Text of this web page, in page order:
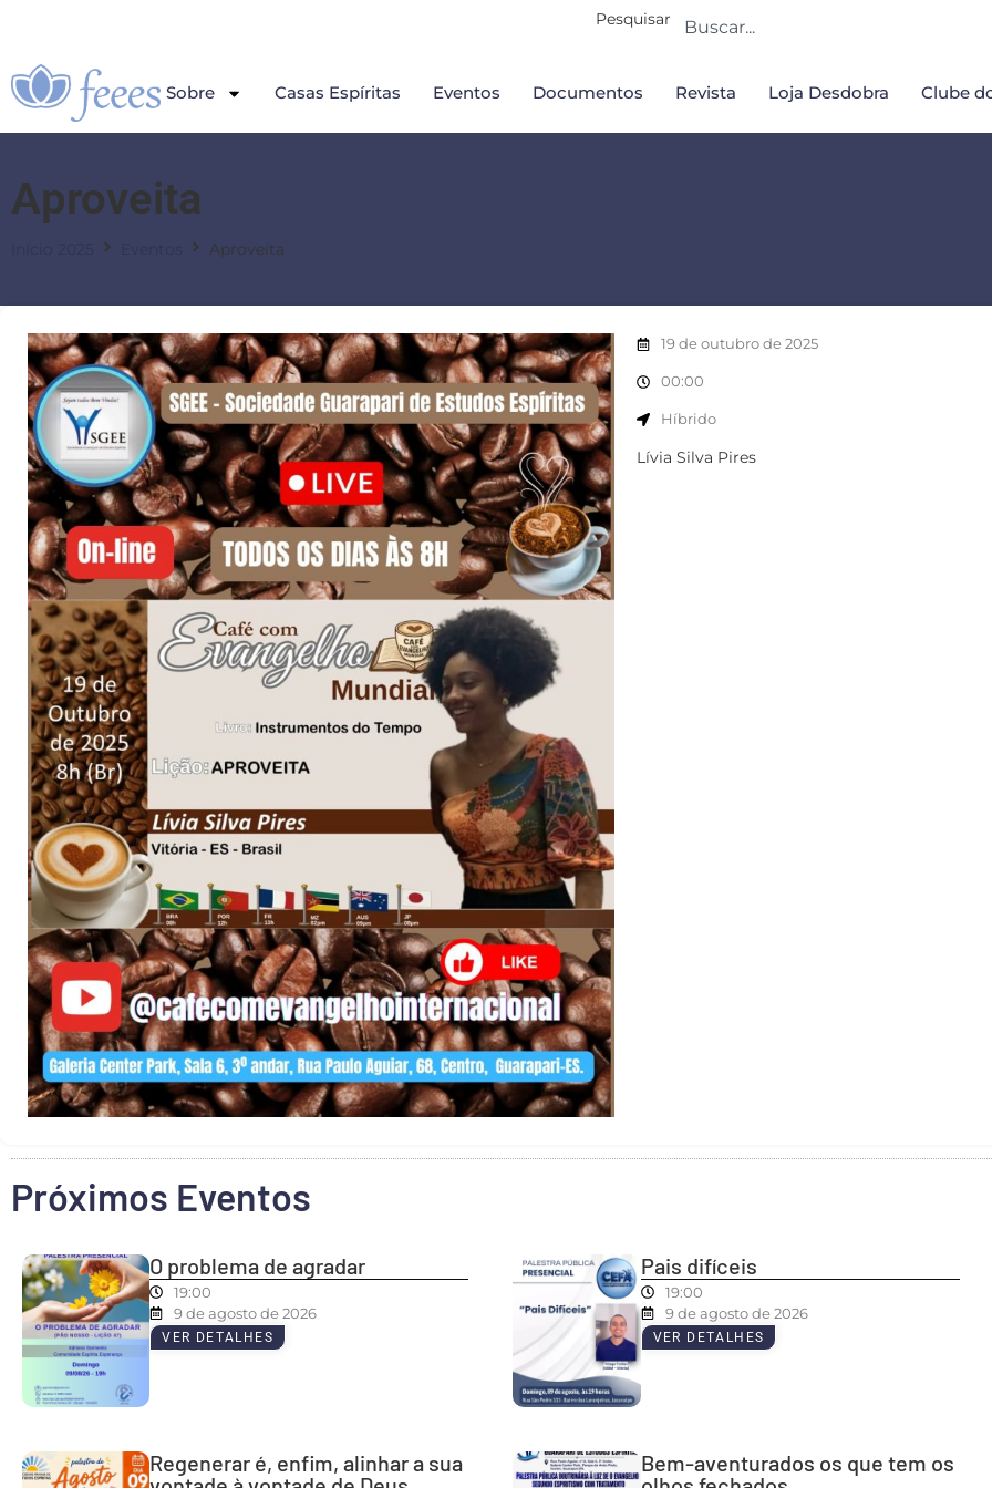
Pesquisar
Sobre Casas Espíritas Eventos Documentos Revista Loja Desdobra Clube
Aproveita
Aproveita
19 de outubro de 2025
00:00
Híbrido
Lívia Silva Pires
Próximos Eventos
O problema de agradar
19:00
9 de agosto de 2026
VER DETALHES
Pais difíceis
19:00
9 de agosto de 2026
VER DETALHES
Regenerar é, enfim, alinhar a sua
Bem-aventurados os que tem os